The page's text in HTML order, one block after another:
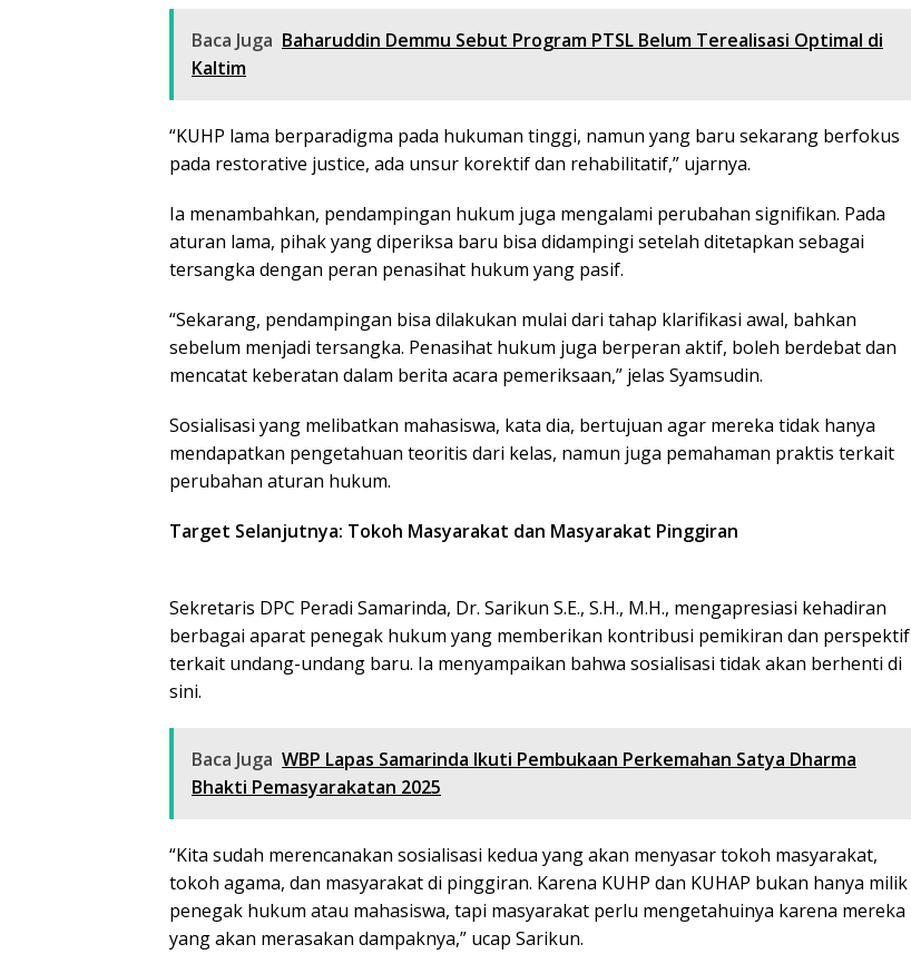
Baca Juga Baharuddin Demmu Sebut Program PTSL Belum Terealisasi Optimal di
Kaltim
“KUHP lama berparadigma pada hukuman tinggi, namun yang baru sekarang berfokus
pada restorative justice, ada unsur korektif dan rehabilitatif,” ujarnya.
Ia menambahkan, pendampingan hukum juga mengalami perubahan signifikan. Pada
aturan lama, pihak yang diperiksa baru bisa didampingi setelah ditetapkan sebagai
tersangka dengan peran penasihat hukum yang pasif.
“Sekarang, pendampingan bisa dilakukan mulai dari tahap klarifikasi awal, bahkan
sebelum menjadi tersangka. Penasihat hukum juga berperan aktif, boleh berdebat dan
mencatat keberatan dalam berita acara pemeriksaan,” jelas Syamsudin.
Sosialisasi yang melibatkan mahasiswa, kata dia, bertujuan agar mereka tidak hanya
mendapatkan pengetahuan teoritis dari kelas, namun juga pemahaman praktis terkait
perubahan aturan hukum.
Target Selanjutnya: Tokoh Masyarakat dan Masyarakat Pinggiran
Sekretaris DPC Peradi Samarinda, Dr. Sarikun S.E., S.H., M.H., mengapresiasi kehadiran
berbagai aparat penegak hukum yang memberikan kontribusi pemikiran dan perspektif
terkait undang-undang baru. Ia menyampaikan bahwa sosialisasi tidak akan berhenti di
sini.
Baca Juga WBP Lapas Samarinda Ikuti Pembukaan Perkemahan Satya Dharma
Bhakti Pemasyarakatan 2025
“Kita sudah merencanakan sosialisasi kedua yang akan menyasar tokoh masyarakat,
tokoh agama, dan masyarakat di pinggiran. Karena KUHP dan KUHAP bukan hanya milik
penegak hukum atau mahasiswa, tapi masyarakat perlu mengetahuinya karena mereka
yang akan merasakan dampaknya,” ucap Sarikun.